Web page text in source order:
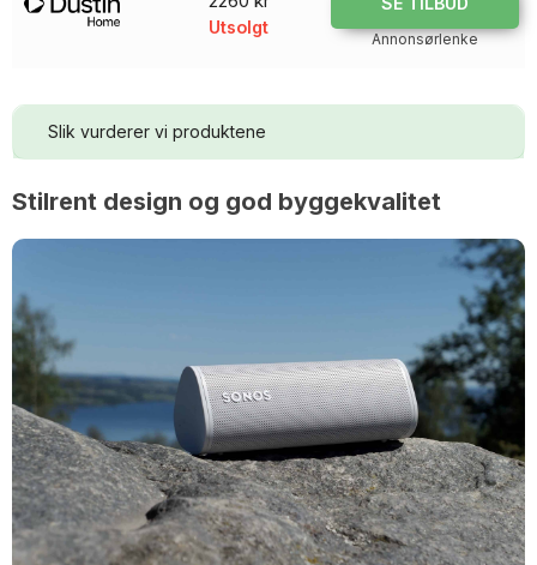
Utsolgt
Annonsørlenke
Slik vurderer vi produktene
Stilrent design og god byggekvalitet